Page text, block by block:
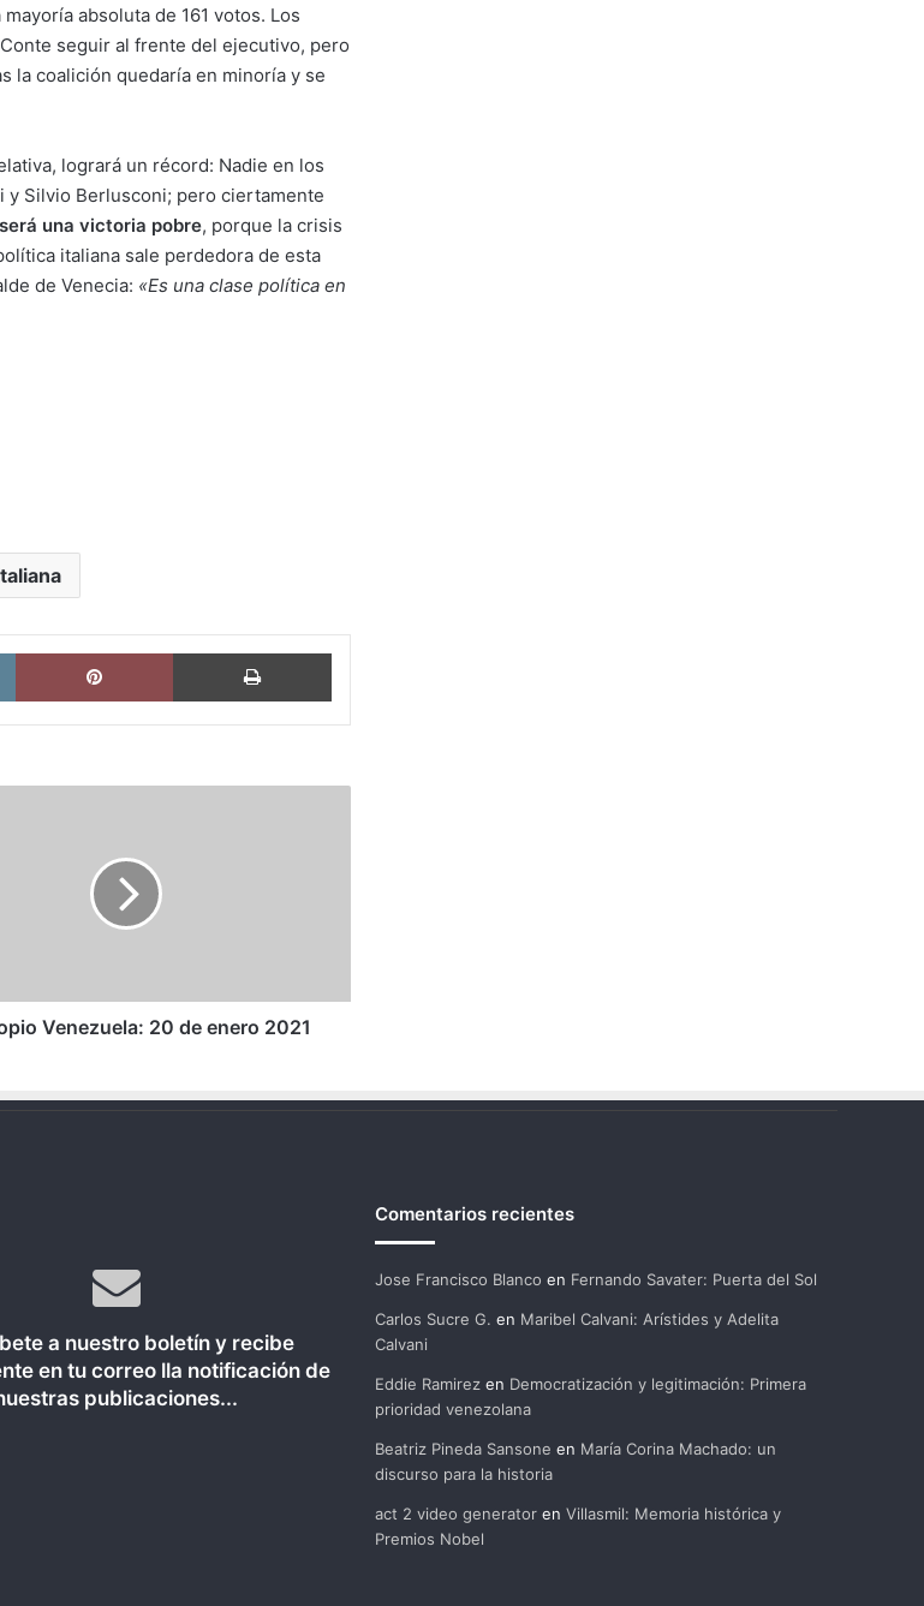
absoluta de 161 votos. Los
seguir al frente del ejecutivo, pero
la coalición quedaría en minoría y se
logrará un récord: Nadie en los
y Silvio Berlusconi; pero ciertamente
será una victoria pobre, porque la crisis
italiana sale perdedora de esta
de Venecia: «Es una clase política en
LinkedIn Pinterest Imprimir
Venezuela: 20 de enero 2021
a nuestro boletín y recibe
en tu correo lla notificación de
publicaciones...
Comentarios recientes
Jose Francisco Blanco en Fernando Savater: Puerta del Sol
Carlos Sucre G. en Maribel Calvani: Arístides y Adelita
Calvani
Eddie Ramirezen Democratización y legitimación: Primera
prioridad venezolana
Beatriz Pineda Sansone en María Corina Machado: un
discurso para la historia
act 2 video generatoren Villasmil: Memoria histórica y
Premios Nobel